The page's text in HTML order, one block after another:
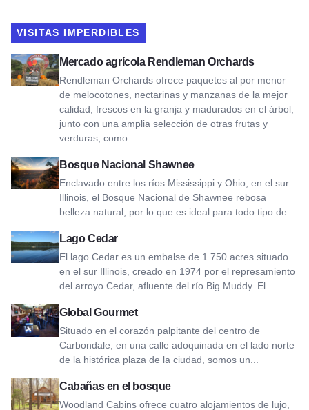
VISITAS IMPERDIBLES
Mercado agrícola Rendleman Orchards
Rendleman Orchards ofrece paquetes al por menor
de melocotones, nectarinas y manzanas de la mejor
calidad, frescos en la granja y madurados en el árbol,
junto con una amplia selección de otras frutas y
verduras, como...
Ver Rendleman Orchards Farm Market
Bosque Nacional Shawnee
Enclavado entre los ríos Mississippi y Ohio, en el sur
Illinois, el Bosque Nacional de Shawnee rebosa
belleza natural, por lo que es ideal para todo tipo de...
Ver el Bosque Nacional de Shawnee
Lago Cedar
El lago Cedar es un embalse de 1.750 acres situado
en el sur Illinois, creado en 1974 por el represamiento
del arroyo Cedar, afluente del río Big Muddy. El...
Ver Cedar Lake
Global Gourmet
Situado en el corazón palpitante del centro de
Carbondale, en una calle adoquinada en el lado norte
de la histórica plaza de la ciudad, somos un...
Ver Global Gourmet
Cabañas en el bosque
Woodland Cabins ofrece cuatro alojamientos de lujo,
Ver las cabañas del bosque